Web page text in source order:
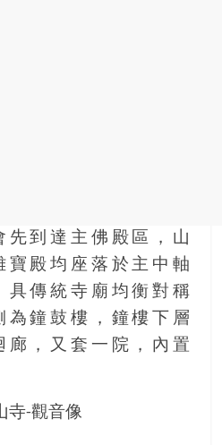
先到達主佛殿區，山
寶殿均座落於主中軸
具傳統寺廟均衡對稱
為鐘鼓樓，鐘樓下層
廊，又套一院，內置